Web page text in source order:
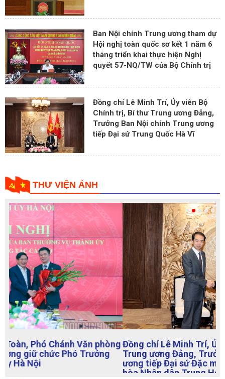
Ban Nội chính Trung ương tham dự
Hội nghị toàn quốc sơ kết 1 năm 6
tháng triển khai thực hiện Nghị
quyết 57-NQ/TW của Bộ Chính trị
Đồng chí Lê Minh Trí, Ủy viên Bộ
Chính trị, Bí thư Trung ương Đảng,
Trưởng Ban Nội chính Trung ương
tiếp Đại sứ Trung Quốc Hà Vĩ
THƯ VIỆN ẢNH
Đồng chí Lê Minh Trí, Ủy viên Bộ Chính trị, Bí thư
Trung ương Đảng, Trưởng Ban Nội chính Trung
ương tiếp Đại sứ Đặc mệnh toàn quyền nước Cộng
hòa Nhân dân Trung Hoa tại Việt Nam Hà Vĩ